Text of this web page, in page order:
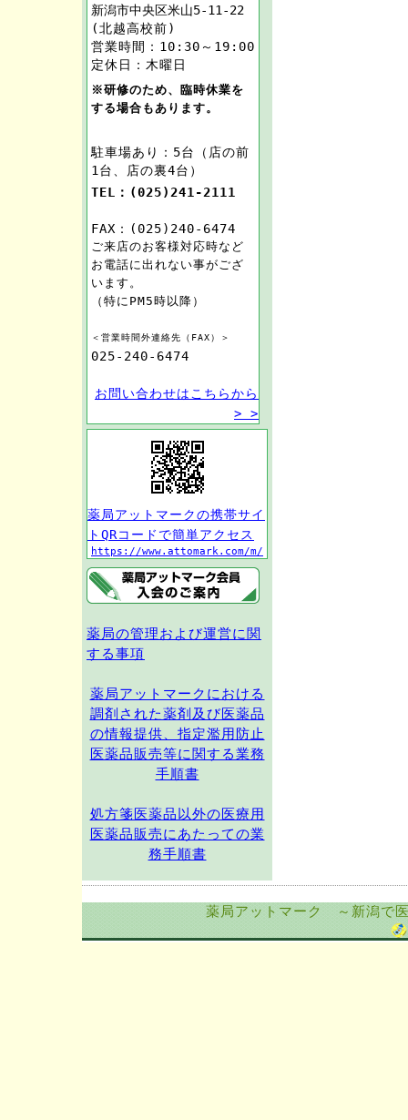
新潟市中央区米山5-11-22
(北越高校前)
営業時間：10:30～19:00
定休日：木曜日
※研修のため、臨時休業を
する場合もあります。
駐車場あり：5台（店の前
1台、店の裏4台）
TEL：(025)241-2111
FAX：(025)240-6474
ご来店のお客様対応時など
お電話に出れない事がござ
います。
（特にPM5時以降）
＜営業時間外連絡先（FAX）＞
025-240-6474
お問い合わせはこちらから
> >
薬局アットマークの携帯サイ
トQRコードで簡単アクセス
https://www.attomark.com/m/
薬局の管理および運営に関
する事項
薬局アットマークにおける
調剤された薬剤及び医薬品
の情報提供、指定濫用防止
医薬品販売等に関する業務
手順書
処方箋医薬品以外の医療用
医薬品販売にあたっての業
務手順書
薬局アットマーク ～新潟で